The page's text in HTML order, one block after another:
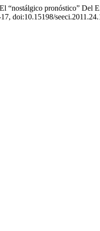
“nostálgico pronóstico”
doi:10.15198/